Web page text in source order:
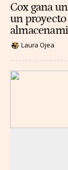
Cox gana
un proyecto
Laura Ojea